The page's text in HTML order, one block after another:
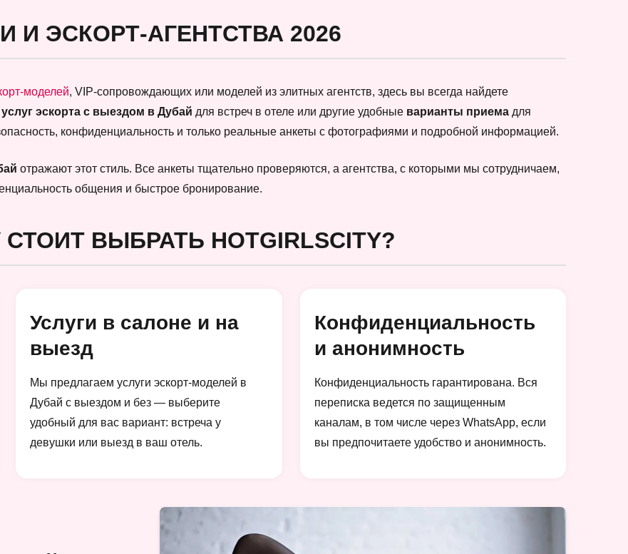
И ЭСКОРТ-АГЕНТСТВА 2026
моделей, VIP-сопровождающих или моделей из элитных агентств, здесь вы всегда найдете
услуг эскорта с выездом в Дубай для встреч в отеле или другие удобные варианты приема для
конфиденциальность и только реальные анкеты с фотографиями и подробной информацией.
отражают этот стиль. Все анкеты тщательно проверяются, а агентства, с которыми мы сотрудничаем,
общения и быстрое бронирование.
ВЫБРАТЬ HOTGIRLSCITY?
Услуги в салоне и на
выезд
Мы предлагаем услуги эскорт-моделей в
Дубай с выездом и без — выберите
удобный для вас вариант: встреча у
девушки или выезд в ваш отель.
Конфиденциальность
и анонимность
Конфиденциальность гарантирована. Вся
переписка ведется по защищенным
каналам, в том числе через WhatsApp, если
вы предпочитаете удобство и анонимность.